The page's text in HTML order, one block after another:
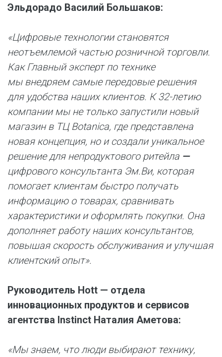
Эльдорадо Василий Большаков:
«Цифровые технологии становятся
неотъемлемой частью розничной торговли.
Как Главный эксперт по технике
мы внедряем самые передовые решения
для удобства наших клиентов. К 32-летию
компании мы не только запустили новый
магазин в ТЦ Botanica, где представлена
новая концепция, но и создали уникальное
решение для непродуктового ритейла —
цифрового консультанта Эм.Ви, которая
помогает клиентам быстро получать
информацию о товарах, сравнивать
характеристики и оформлять покупки. Она
дополняет работу наших консультантов,
повышая скорость обслуживания и улучшая
клиентский опыт».
Руководитель Hott — отдела
инновационных продуктов и сервисов
агентства Instinct Наталия Аметова:
«Мы знаем, что люди выбирают технику,